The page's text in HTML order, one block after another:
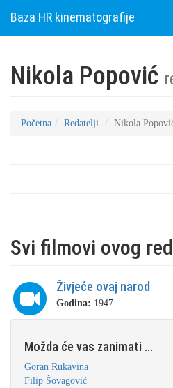
Baza HR kinematografije
Nikola Popović
Početna Redatelji Nikola
Svi filmovi ovog
Živjeće ovaj narod
Godina: 1947
Možda će vas zanimati ...
Goran Rukavina
Filip Šovagović